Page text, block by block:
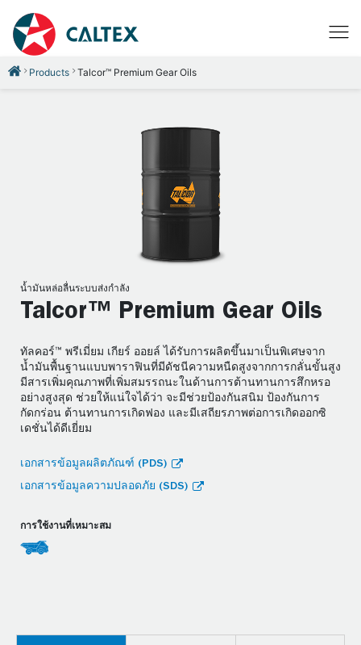
Products Talcor™ Premium Gear Oils
น้ำมันหล่อลื่นระบบส่งกำลัง
Talcor™ Premium Gear Oils
ทัลคอร์™ พรีเมี่ยม เกียร์ ออยล์ ได้รับการผลิตขึ้นมาเป็นพิเศษจาก
น้ำมันพื้นฐานแบบพาราฟินที่มีดัชนีความหนืดสูงจากการกลั่นขั้นสูง
มีสารเพิ่มคุณภาพที่เพิ่มสมรรถนะในด้านการต้านทานการสึกหรอ
อย่างสูงสุด ช่วยให้แน่ใจได้ว่า จะมีช่วยป้องกันสนิม ป้องกันการ
กัดกร่อน ต้านทานการเกิดฟอง และมีเสถียรภาพต่อการเกิดออกซิ
เดชั่นได้ดีเยี่ยม
เอกสารข้อมูลผลิตภัณฑ์ (PDS)
เอกสารข้อมูลความปลอดภัย (SDS)
การใช้งานที่เหมาะสม